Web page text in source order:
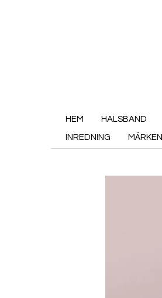
HEM HALSBAND
INREDNING MÄRKEN